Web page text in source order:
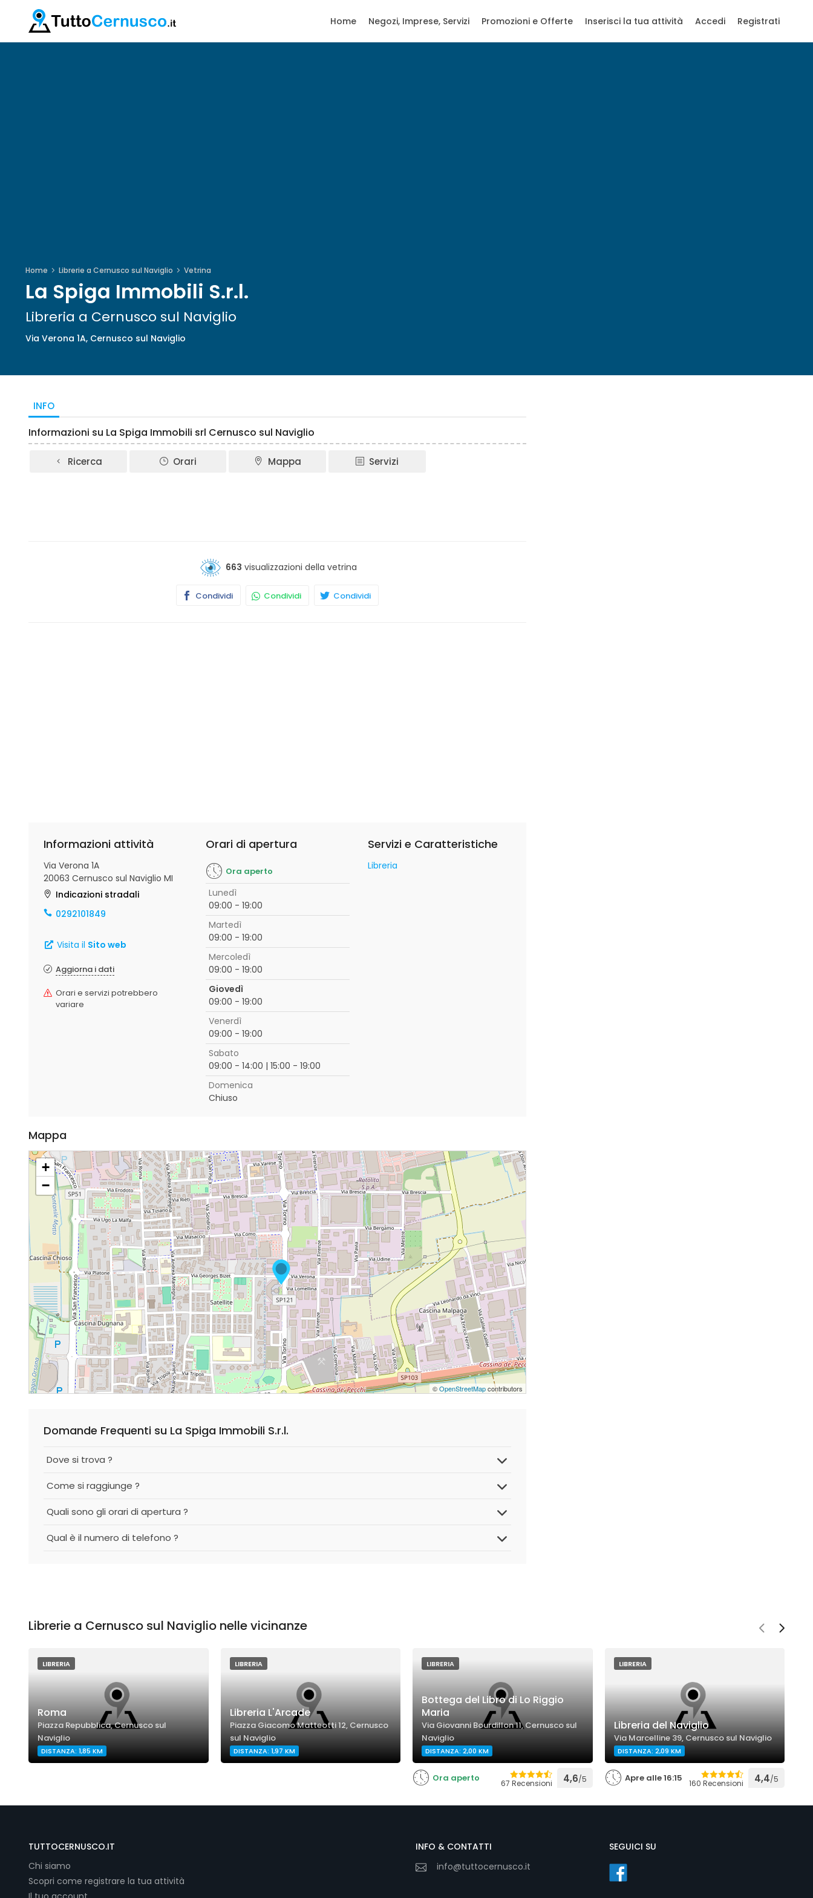
Home Negozi, Imprese, Servizi Promozioni e Offerte Inserisci la tua attività Accedi Registrati
Home Librerie a Cernusco sul Naviglio Vetrina
La Spiga Immobili S.r.l.
Libreria a Cernusco sul Naviglio
Via Verona 1A, Cernusco sul Naviglio
INFO
Informazioni su La Spiga Immobili srl Cernusco sul Naviglio
Ricerca Orari Mappa Servizi
663 visualizzazioni della vetrina
Condividi Condividi Condividi
Informazioni attività
Via Verona 1A
20063 Cernusco sul Naviglio MI
Indicazioni stradali
0292101849
Visita il Sito web
Aggiorna i dati
Orari e servizi potrebbero
variare
Orari di apertura
Ora aperto
Lunedì
09:00 - 19:00
Martedì
09:00 - 19:00
Mercoledì
09:00 - 19:00
Giovedì
09:00 - 19:00
Venerdì
09:00 - 19:00
Sabato
09:00 - 14:00 | 15:00 - 19:00
Domenica
Chiuso
Servizi e Caratteristiche
Libreria
Mappa
+
−
©OpenStreetMapcontributors
Domande Frequenti su La Spiga Immobili S.r.l.
Dove si trova ?
Come si raggiunge ?
Quali sono gli orari di apertura ?
Qual è il numero di telefono ?
Librerie a Cernusco sul Naviglio nelle vicinanze
LIBRERIA
Roma
Piazza Repubblica, Cernusco sul
Naviglio
DISTANZA: 1,85 KM
LIBRERIA
Libreria L'Arcade
Piazza Giacomo Matteotti 12, Cernusco
sul Naviglio
DISTANZA: 1,97 KM
LIBRERIA
Bottega del Libro di Lo Riggio
Maria
Via Giovanni Bourdillon 11, Cernusco sul
Naviglio
DISTANZA: 2,00 KM
Ora aperto 67 Recensioni 4,6/5
LIBRERIA
Libreria del Naviglio
Via Marcelline 39, Cernusco sul Naviglio
DISTANZA: 2,09 KM
Apre alle 16:15 160 Recensioni 4,4/5
TUTTOCERNUSCO.IT
Chi siamo
Scopri come registrare la tua attività
INFO & CONTATTI
info@tuttocernusco.it
SEGUICI SU